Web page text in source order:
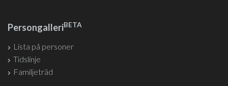
PersongalleriBETA
Lista på personer
Tidslinje
Familjeträd